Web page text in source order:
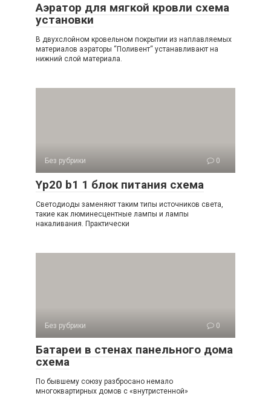
Аэратор для мягкой кровли схема
установки
В двухслойном кровельном покрытии из наплавляемых
материалов аэраторы “Поливент“ устанавливают на
нижний слой материала.
Без рубрики 0
Yp20 b1 1 блок питания схема
Светодиоды заменяют таким типы источников света,
такие как люминесцентные лампы и лампы
накаливания. Практически
Без рубрики 0
Батареи в стенах панельного дома
схема
По бывшему союзу разбросано немало
многоквартирных домов с «внутристенной»